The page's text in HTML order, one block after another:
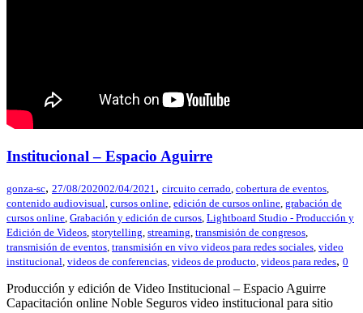
Institucional – Espacio Aguirre
gonza-sc, 27/08/202002/04/2021 , circuito cerrado cobertura de eventos
contenido audiovisual cursos online edición de cursos online grabación de
cursos online Grabación y edición de cursos Lightboard Studio - Producción y
Edición de Videos storytelling streaming transmisión de congresos
transmisión de eventos transmisión en vivo videos para redes sociales video
institucional videos de conferencias videos de producto videos para redes, 0
Producción y edición de Video Institucional – Espacio Aguirre
Capacitación online Noble Seguros video institucional para sitio